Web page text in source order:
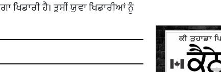
ਖਿਡਾਰੀ ਹੈ। ਤੁਸੀਂ ਯੁਵਾ ਖਿਡਾਰੀਆਂ ਨੂੰ